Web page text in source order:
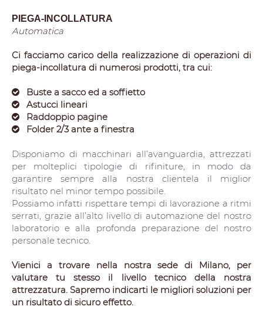
PIEGA-INCOLLATURA
Automatica
Ci facciamo carico della realizzazione di operazioni di
piega-incollatura di numerosi prodotti, tra cui:
Buste a sacco ed a soffietto
Astucci lineari
Raddoppio pagine
Folder 2/3 ante a finestra
Disponiamo di macchinari all’avanguardia, attrezzati
per molteplici tipologie di rifiniture, in modo da
garantire sempre alla nostra clientela il miglior
risultato nel minor tempo possibile.
Possiamo infatti rispettare tempi di lavorazione a ritmi
serrati, grazie all’alto livello di automazione del nostro
laboratorio e alla profonda preparazione del nostro
personale tecnico.
Vienici a trovare nella nostra sede di Milano, per
valutare tu stesso il livello tecnico della nostra
attrezzatura. Sapremo indicarti le migliori soluzioni per
un risultato di sicuro effetto.